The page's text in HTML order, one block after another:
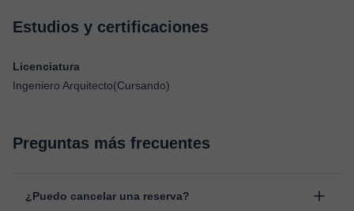
Estudios y certificaciones
Licenciatura
Ingeniero Arquitecto(Cursando)
Preguntas más frecuentes
¿Puedo cancelar una reserva?